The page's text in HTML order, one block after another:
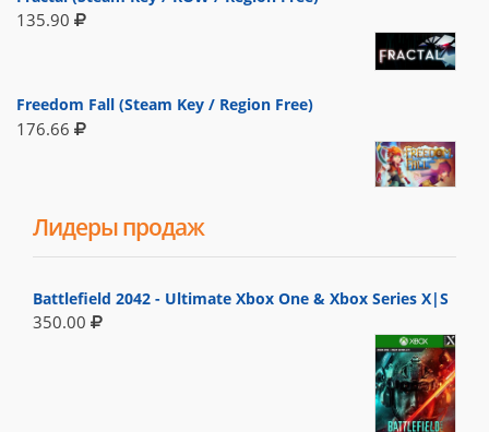
135.90
Freedom Fall (Steam Key / Region Free)
176.66
Лидеры продаж
Battlefield 2042 - Ultimate Xbox One & Xbox Series X|S
350.00